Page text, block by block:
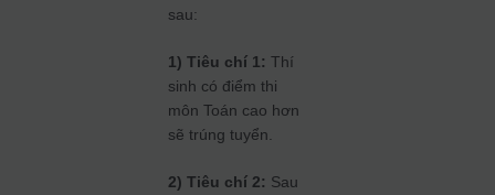
sau:
1) Tiêu chí 1: Thí
sinh có điểm thi
môn Toán cao hơn
sẽ trúng tuyển.
2) Tiêu chí 2: Sau